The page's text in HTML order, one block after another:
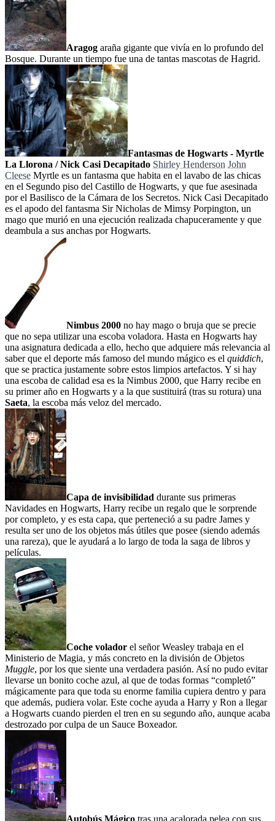
Aragog araña gigante que vivía en lo profundo del
Bosque. Durante un tiempo fue una de tantas mascotas de Hagrid.
Fantasmas de Hogwarts - Myrtle
La Llorona / Nick Casi Decapitado Shirley Henderson John
Cleese Myrtle es un fantasma que habita en el lavabo de las chicas
en el Segundo piso del Castillo de Hogwarts, y que fue asesinada
por el Basilisco de la Cámara de los Secretos. Nick Casi Decapitado
es el apodo del fantasma Sir Nicholas de Mimsy Porpington, un
mago que murió en una ejecución realizada chapuceramente y que
deambula a sus anchas por Hogwarts.
Nimbus 2000 no hay mago o bruja que se precie
que no sepa utilizar una escoba voladora. Hasta en Hogwarts hay
una asignatura dedicada a ello, hecho que adquiere más relevancia al
saber que el deporte más famoso del mundo mágico es el quiddich,
que se practica justamente sobre estos limpios artefactos. Y si hay
una escoba de calidad esa es la Nimbus 2000, que Harry recibe en
su primer año en Hogwarts y a la que sustituirá (tras su rotura) una
Saeta, la escoba más veloz del mercado.
Capa de invisibilidad durante sus primeras
Navidades en Hogwarts, Harry recibe un regalo que le sorprende
por completo, y es esta capa, que perteneció a su padre James y
resulta ser uno de los objetos más útiles que posee (siendo además
una rareza), que le ayudará a lo largo de toda la saga de libros y
películas.
Coche volador el señor Weasley trabaja en el
Ministerio de Magia, y más concreto en la división de Objetos
Muggle, por los que siente una verdadera pasión. Así no pudo evitar
llevarse un bonito coche azul, al que de todas formas “completó”
mágicamente para que toda su enorme familia cupiera dentro y para
que además, pudiera volar. Este coche ayuda a Harry y Ron a llegar
a Hogwarts cuando pierden el tren en su segundo año, aunque acaba
destrozado por culpa de un Sauce Boxeador.